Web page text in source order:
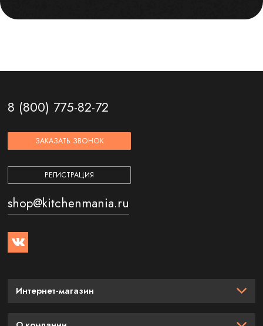
8 (800) 775-82-72
ЗАКАЗАТЬ ЗВОНОК
РЕГИСТРАЦИЯ
shop@kitchenmania.ru
Интернет-магазин